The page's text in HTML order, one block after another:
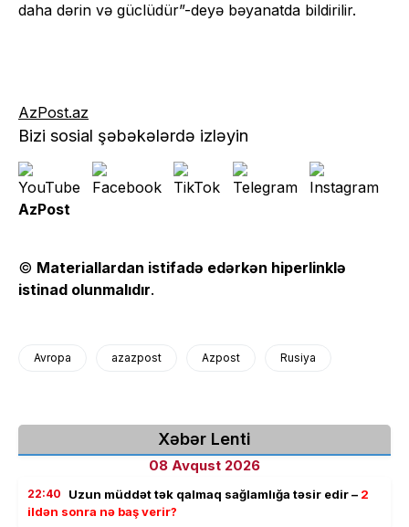
daha dərin və güclüdür”-deyə bəyanatda bildirilir.
AzPost.az
Bizi sosial şəbəkələrdə izləyin
AzPost
© Materiallardan istifadə edərkən hiperlinklə
istinad olunmalıdır.
Avropa azazpost Azpost Rusiya
Xəbər Lenti
08 Avqust 2026
22:40 Uzun müddət tək qalmaq sağlamlığa təsir edir – 2
ildən sonra nə baş verir?